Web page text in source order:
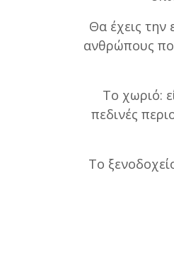
Θα έχεις την
ανθρώπους
Το χωριό:
πεδινές
Το